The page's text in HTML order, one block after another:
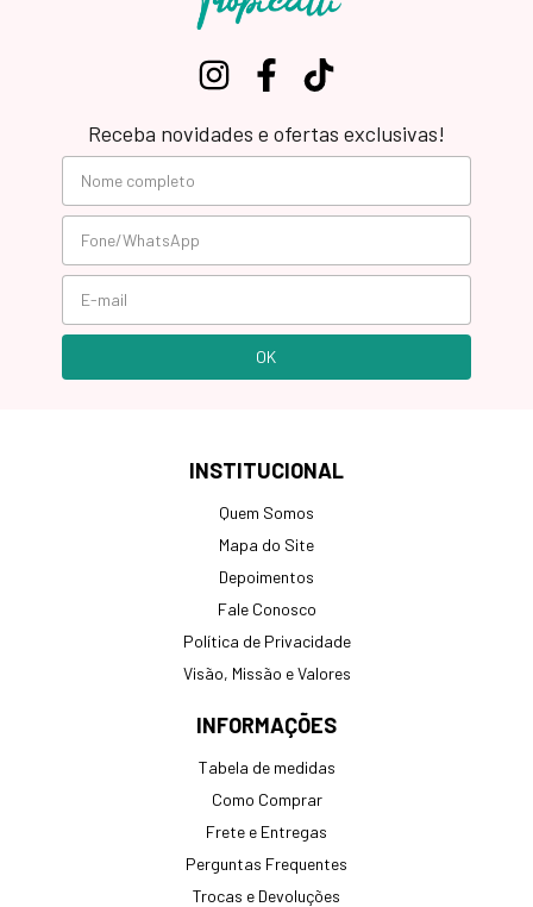
Receba novidades e ofertas exclusivas!
INSTITUCIONAL
Quem Somos
Mapa do Site
Depoimentos
Fale Conosco
Política de Privacidade
Visão, Missão e Valores
INFORMAÇÕES
Tabela de medidas
Como Comprar
Frete e Entregas
Perguntas Frequentes
Trocas e Devoluções